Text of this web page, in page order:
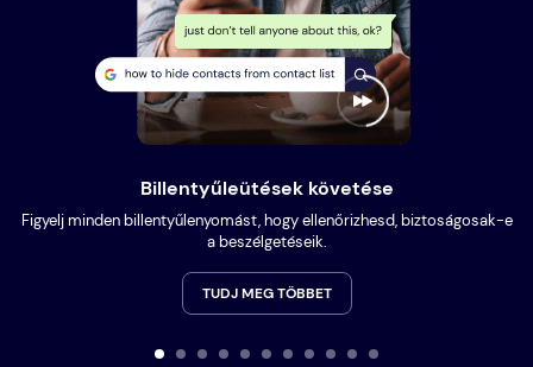
Billentyűleütések követése
Figyelj minden billentyűlenyomást, hogy ellenőrizhesd, biztoságosak-e
a beszélgetéseik.
TUDJ MEG TÖBBET